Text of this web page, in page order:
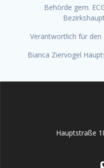
Behörde gem.
Verantwortlich für den
Bianca Ziervogel
Hauptstraße